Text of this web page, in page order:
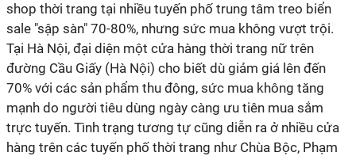
shop thời trang tại nhiều tuyến phố trung tâm treo biển
sale "sập sàn" 70-80%, nhưng sức mua không vượt trội.
Tại Hà Nội, đại diện một cửa hàng thời trang nữ trên
đường Cầu Giấy (Hà Nội) cho biết dù giảm giá lên đến
70% với các sản phẩm thu đông, sức mua không tăng
mạnh do người tiêu dùng ngày càng ưu tiên mua sắm
trực tuyến. Tình trạng tương tự cũng diễn ra ở nhiều cửa
hàng trên các tuyến phố thời trang như Chùa Bộc, Phạm